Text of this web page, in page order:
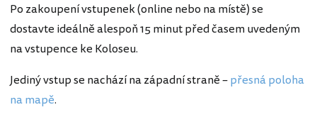
Po zakoupení vstupenek (online nebo na místě) se
dostavte ideálně alespoň 15 minut před časem uvedeným
na vstupence ke Koloseu.
Jediný vstup se nachází na západní straně –přesná poloha
na mapě.